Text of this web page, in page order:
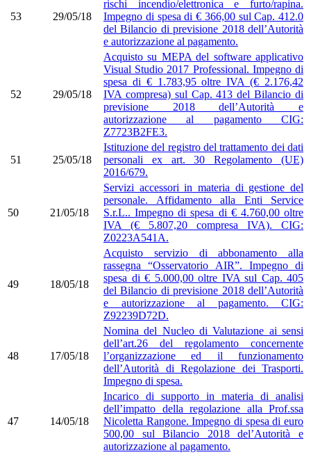
53 29/05/18
rischi incendio/elettronica e furto/rapina.
Impegno di spesa di € 366,00 sul Cap. 412.0
del Bilancio di previsione 2018 dell’Autorità
e autorizzazione al pagamento.
52 29/05/18
Acquisto su MEPA del software applicativo
Visual Studio 2017 Professional. Impegno di
spesa di € 1.783,95 oltre IVA (€ 2.176,42
IVA compresa) sul Cap. 413 del Bilancio di
previsione 2018 dell’Autorità e
autorizzazione al pagamento CIG:
Z7723B2FE3.
51 25/05/18
Istituzione del registro del trattamento dei dati
personali ex art. 30 Regolamento (UE)
2016/679.
50 21/05/18
Servizi accessori in materia di gestione del
personale. Affidamento alla Enti Service
S.r.L.. Impegno di spesa di € 4.760,00 oltre
IVA (€ 5.807,20 compresa IVA). CIG:
Z0223A541A.
49 18/05/18
Acquisto servizio di abbonamento alla
rassegna “Osservatorio AIR”. Impegno di
spesa di € 5.000,00 oltre IVA sul Cap. 405
del Bilancio di previsione 2018 dell’Autorità
e autorizzazione al pagamento. CIG:
Z92239D72D.
48 17/05/18
Nomina del Nucleo di Valutazione ai sensi
dell’art.26 del regolamento concernente
l’organizzazione ed il funzionamento
dell’Autorità di Regolazione dei Trasporti.
Impegno di spesa.
47 14/05/18
Incarico di supporto in materia di analisi
dell’impatto della regolazione alla Prof.ssa
Nicoletta Rangone. Impegno di spesa di euro
500,00 sul Bilancio 2018 del’Autorità e
autorizzazione al pagamento.